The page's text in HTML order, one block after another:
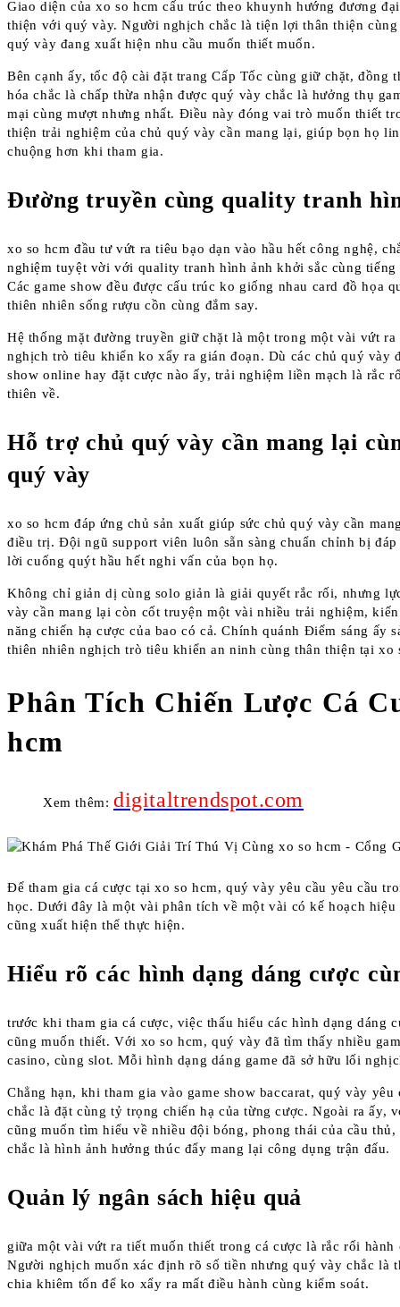
Giao diện của xo so hcm cấu trúc theo khuynh hướng đương
thiện với quý vày. Người nghịch chắc là tiện lợi thân thiện
quý vày đang xuất hiện nhu cầu muốn thiết muốn.
Bên cạnh ấy, tốc độ cài đặt trang Cấp Tốc cùng giữ chặt, đồng
hóa chắc là chấp thừa nhận được quý vày chắc là hưởng thụ
mại cùng mượt nhưng nhất. Điều này đóng vai trò muốn thiết
thiện trải nghiệm của chủ quý vày cần mang lại, giúp bọn họ
chuộng hơn khi tham gia.
Đường truyền cùng quality tranh
xo so hcm đầu tư vứt ra tiêu bạo dạn vào hầu hết công nghệ,
nghiệm tuyệt vời với quality tranh hình ảnh khởi sắc cùng
Các game show đều được cấu trúc ko giống nhau card đồ họa
thiên nhiên sống rượu cồn cùng đắm say.
Hệ thống mặt đường truyền giữ chặt là một trong một vài vứt
nghịch trò tiêu khiển ko xẩy ra gián đoạn. Dù các chủ quý vày
show online hay đặt cược nào ấy, trải nghiệm liền mạch là rắc
thiên về.
Hỗ trợ chủ quý vày cần mang lại
quý vày
xo so hcm đáp ứng chủ sản xuất giúp sức chủ quý vày cần
điều trị. Đội ngũ support viên luôn sẵn sàng chuẩn chỉnh bị
lời cuống quýt hầu hết nghi vấn của bọn họ.
Không chỉ giản dị cùng solo giản là giải quyết rắc rối, nhưng
vày cần mang lại còn cốt truyện một vài nhiều trải nghiệm,
năng chiến hạ cược của bao có cả. Chính quánh Điểm sáng ấy
thiên nhiên nghịch trò tiêu khiển an ninh cùng thân thiện tại xo
Phân Tích Chiến Lược Cá
hcm
Xem thêm: digitaltrendspot.com
Để tham gia cá cược tại xo so hcm, quý vày yêu cầu yêu cầu
học. Dưới đây là một vài phân tích về một vài có kế hoạch
cũng xuất hiện thể thực hiện.
Hiểu rõ các hình dạng dáng cược
trước khi tham gia cá cược, việc thấu hiểu các hình dạng dáng
cũng muốn thiết. Với xo so hcm, quý vày đã tìm thấy nhiều
casino, cùng slot. Mỗi hình dạng dáng game đã sở hữu lối
Chẳng hạn, khi tham gia vào game show baccarat, quý vày
chắc là đặt cùng tỷ trọng chiến hạ của từng cược. Ngoài ra ấy,
cũng muốn tìm hiểu về nhiều đội bóng, phong thái của cầu
chắc là hình ảnh hưởng thúc đẩy mang lại công dụng trận đấu.
Quản lý ngân sách hiệu quả
giữa một vài vứt ra tiết muốn thiết trong cá cược là rắc rối hành
Người nghịch muốn xác định rõ số tiền nhưng quý vày chắc là
chia khiêm tốn để ko xẩy ra mất điều hành cùng kiểm soát.